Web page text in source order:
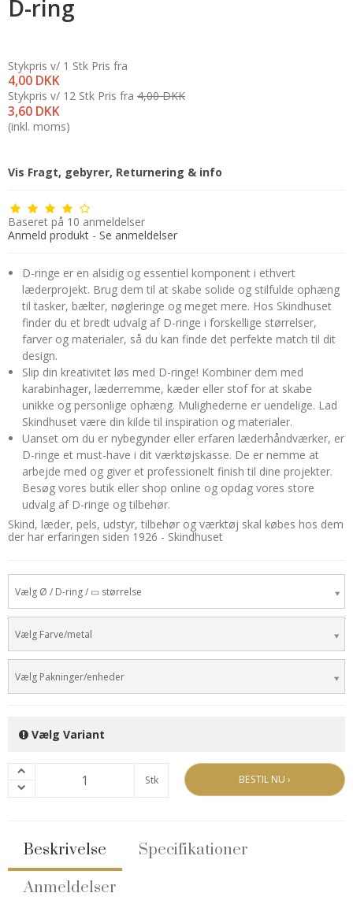
D-ring
Stykpris v/ 1 Stk Pris fra
4,00 DKK
Stykpris v/ 12 Stk Pris fra
3,60 DKK
4,00 DKK
(inkl. moms)
Vis Fragt, gebyrer, Returnering & info
Baseret på 10 anmeldelser
Anmeld produkt - Se anmeldelser
D-ringe er en alsidig og essentiel komponent i ethvert
læderprojekt. Brug dem til at skabe solide og stilfulde ophæng
til tasker, bælter, nøgleringe og meget mere. Hos Skindhuset
finder du et bredt udvalg af D-ringe i forskellige størrelser,
farver og materialer, så du kan finde det perfekte match til dit
design.
Slip din kreativitet løs med D-ringe! Kombiner dem med
karabinhager, læderremme, kæder eller stof for at skabe
unikke og personlige ophæng. Mulighederne er uendelige. Lad
Skindhuset være din kilde til inspiration og materialer.
Uanset om du er nybegynder eller erfaren læderhåndværker, er
D-ringe et must-have i dit værktøjskasse. De er nemme at
arbejde med og giver et professionelt finish til dine projekter.
Besøg vores butik eller shop online og opdag vores store
udvalg af D-ringe og tilbehør.
Skind, læder, pels, udstyr, tilbehør og værktøj skal købes hos dem
der har erfaringen siden 1926 - Skindhuset
Vælg Ø / D-ring / ▭ størrelse
Vælg Farve/metal
Vælg Pakninger/enheder
Vælg Variant
Stk BESTIL NU ›
Beskrivelse
Specifikationer
Anmeldelser